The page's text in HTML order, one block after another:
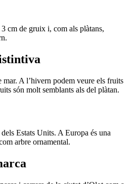
cm de gruix i, com als plàtans,
mar. A l’hivern podem veure els fruits
són molt semblants als del plàtan.
Estats Units. A Europa és una
arbre ornamental.